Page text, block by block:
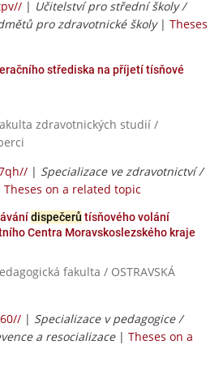
| Učitelství pro střední školy /
pro zdravotnické školy| Theses
střediska na příjetí tísňové
zdravotnických studií /
| Specializace ve zdravotnictví /
Theses on a related topic
dispečerů tísňového volání
Centra Moravskoslezského kraje
fakulta / OSTRAVSKÁ
| Specializace v pedagogice /
a resocializace| Theses on a